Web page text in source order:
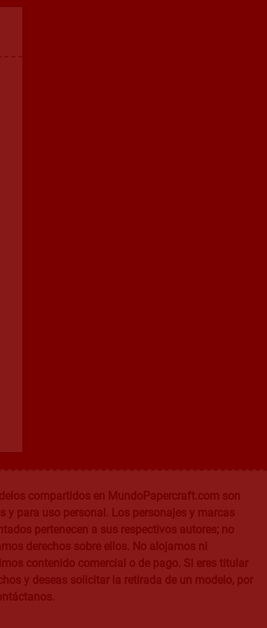
compartidos en MundoPapercraft.com son
y para uso personal. Los personajes y marcas
pertenecen a sus respectivos autores; no
derechos sobre ellos. No alojamos ni
contenido comercial o de pago. Si eres titular
y deseas solicitar la retirada de un modelo, por